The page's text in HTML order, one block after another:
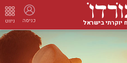
יוקרתי בישראל כניסה ניווט